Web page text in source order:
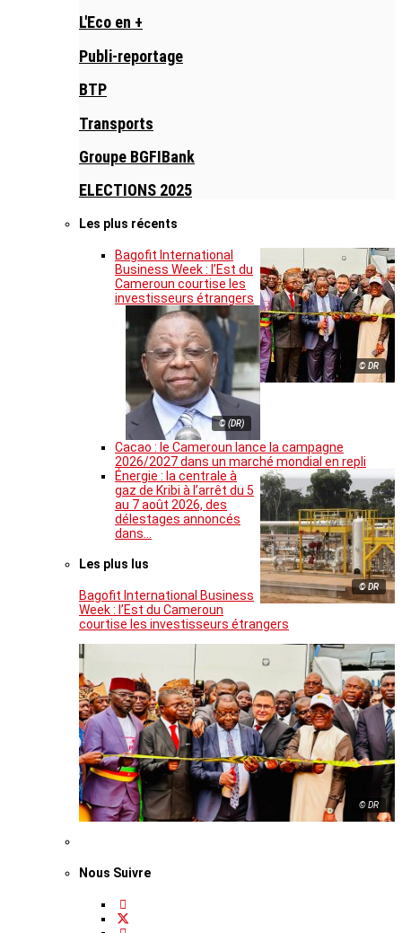
L'Eco en +
Publi-reportage
BTP
Transports
Groupe BGFIBank
ELECTIONS 2025
Les plus récents
© DR
Bagofit International
Business Week : l’Est du
Cameroun courtise les
investisseurs étrangers
© (DR)
Cacao : le Cameroun lance la campagne
2026/2027 dans un marché mondial en repli
© DR
Énergie : la centrale à
gaz de Kribi à l’arrêt du 5
au 7 août 2026, des
délestages annoncés
dans…
Les plus lus
Bagofit International Business
Week : l’Est du Cameroun
courtise les investisseurs étrangers
© DR
Nous Suivre